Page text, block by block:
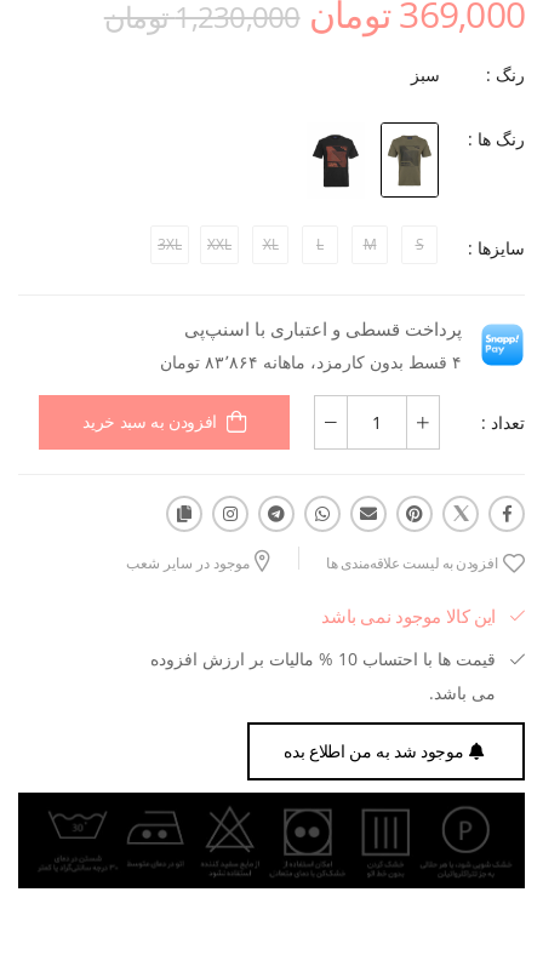
369,000 تومان 1,230,000 تومان
رنگ : سبز
رنگ ها :
سایزها : S
M
L
XL
XXL
3XL
پرداخت قسطی و اعتباری با اسنپ‌پی
۴ قسط بدون کارمزد، ماهانه ۸۳٬۸۶۴ تومان
تعداد : افزودن به سبد خرید
افزودن به لیست علاقه‌مندی ها موجود در سایر شعب
این کالا موجود نمی باشد
قیمت ها با احتساب 10 % مالیات بر ارزش افزوده
می باشد.
موجود شد به من اطلاع بده